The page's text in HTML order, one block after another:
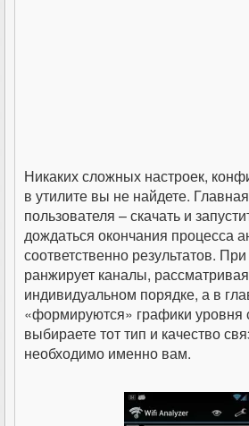
Никаких сложных настроек,
в утилите вы не найдете.
пользователя – скачать и
дождаться окончания процесса
соответственно результатов.
ранжирует каналы,
индивидуальном порядке, а в
«формируются» графики уровня
выбираете тот тип и качество
необходимо именно вам.